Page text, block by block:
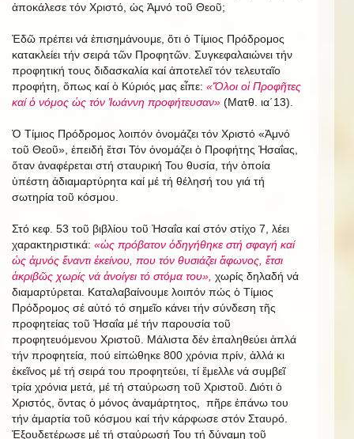
ἀποκάλεσε τόν Χριστό, ὡς Ἀμνό τοῦ Θεοῦ;
Ἐδῶ πρέπει νά ἐπισημάνουμε, ὅτι ὁ Τίμιος Πρόδρομος
κατακλείει τήν σειρά τῶν Προφητῶν. Συγκεφαλαιώνει τήν
προφητική τους διδασκαλία καί ἀποτελεῖ τόν τελευταῖο
προφήτη, ὅπως καί ὁ Κύριός μας εἶπε: «Ὅλοι οἱ Προφῆτες
καί ὁ νόμος ὡς τόν Ἰωάννη προφήτευσαν» (Ματθ. ια΄13).
Ὁ Τίμιος Πρόδρομος λοιπόν ὀνομάζει τόν Χριστό «Ἀμνό
τοῦ Θεοῦ», ἐπειδή ἔτσι Τόν ὀνομάζει ὁ Προφήτης Ἠσαΐας,
ὅταν ἀναφέρεται στή σταυρική Του θυσία, τήν ὁποία
ὑπέστη ἀδιαμαρτύρητα καί μέ τή θέλησή του γιά τή
σωτηρία τοῦ κόσμου.
Στό κεφ. 53 τοῦ βιβλίου τοῦ Ἠσαΐα καί στόν στίχο 7, λέει
χαρακτηριστικά: «ὡς πρόβατον ὁδηγήθηκε στή σφαγή καί
ὡς ἀμνός ἔναντι ἐκείνου, που τόν θυσιάζει ἄφωνος, ἔτσι
ἀκριβῶς χωρίς νά ἀνοίγει τό στόμα του», χωρίς δηλαδή νά
διαμαρτύρεται. Καταλαβαίνουμε λοιπόν πώς ὁ Τίμιος
Πρόδρομος σέ αὐτό τό σημεῖο κάνει τήν σύνδεση τῆς
προφητείας τοῦ Ἠσαΐα μέ τήν παρουσία τοῦ
προφητευόμενου Χριστοῦ. Μάλιστα δέν ἐπαληθεύει ἁπλά
τήν προφητεία, πού εἰπώθηκε 800 χρόνια πρίν, ἀλλά κι
ἐκεῖνος μέ τή σειρά του προφητεύει, τί ἔμελλε νά συμβεῖ
τρία χρόνια μετά, μέ τή σταύρωση τοῦ Χριστοῦ. Διότι ὁ
Χριστός, ὄντας ὁ μόνος ἀναμάρτητος, πῆρε ἐπάνω του
τήν ἁμαρτία τοῦ κόσμου καί τήν κάρφωσε στόν Σταυρό.
Ἐξουδετέρωσε μέ τή σταύρωσή Του τή δύναμη τοῦ